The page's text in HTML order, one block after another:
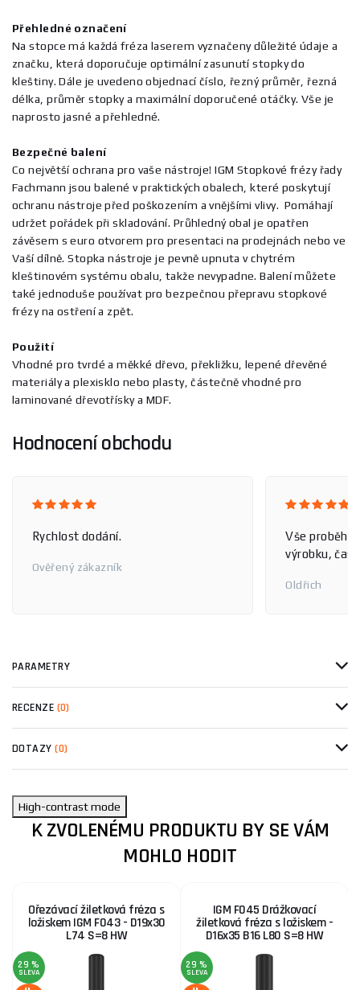
Přehledné označení
Na stopce má každá fréza laserem vyznačeny důležité údaje a
značku, která doporučuje optimální zasunutí stopky do
kleštiny. Dále je uvedeno objednací číslo, řezný průměr, řezná
délka, průměr stopky a maximální doporučené otáčky. Vše je
naprosto jasné a přehledné.
Bezpečné balení
Co největší ochrana pro vaše nástroje! IGM Stopkové frézy řady
Fachmann jsou balené v praktických obalech, které poskytují
ochranu nástroje před poškozením a vnějšími vlivy. Pomáhají
udržet pořádek při skladování. Průhledný obal je opatřen
závěsem s euro otvorem pro presentaci na prodejnách nebo ve
Vaší dílně. Stopka nástroje je pevně upnuta v chytrém
kleštinovém systému obalu, takže nevypadne. Balení můžete
také jednoduše používat pro bezpečnou přepravu stopkové
frézy na ostření a zpět.
Použití
Vhodné pro tvrdé a měkké dřevo, překližku, lepené dřevěné
materiály a plexisklo nebo plasty, částečně vhodné pro
laminované dřevotřísky a MDF.
Hodnocení obchodu
Rychlost dodání.
Ověřený zákazník
Vše
výrobku, čas
Oldřich
PARAMETRY
RECENZE (0)
DOTAZY(0)
High-contrast mode
K ZVOLENÉMU PRODUKTU BY SE VÁM
MOHLO HODIT
Ořezávací žiletková fréza s
ložiskem IGM F043 - D19x30
L74 S=8 HW
29 %
SLEVA
IGM F045 Drážkovací
žiletková fréza s ložiskem -
D16x35 B16 L80 S=8 HW
29 %
SLEVA